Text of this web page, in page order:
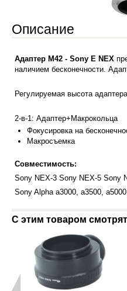
Описание
Адаптер M42 - Sony E NEX
наличием бесконечности.
Регулируемая высота
2-в-1: Адаптер+Макрокольца
Фокусировка на
Макросъемка
Совместимость:
Sony NEX-3 Sony NEX-5 Sony
Sony Alpha a3000, a3500,
С этим товаром смотрят